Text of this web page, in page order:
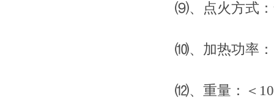
⑼、点火方式：
⑽、加热功率：
⑿、重量：＜